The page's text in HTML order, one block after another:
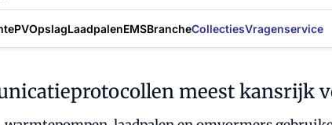
PVOpslagLaadpalenEMSBrancheCollectiesVragenservice
meest kansrijk